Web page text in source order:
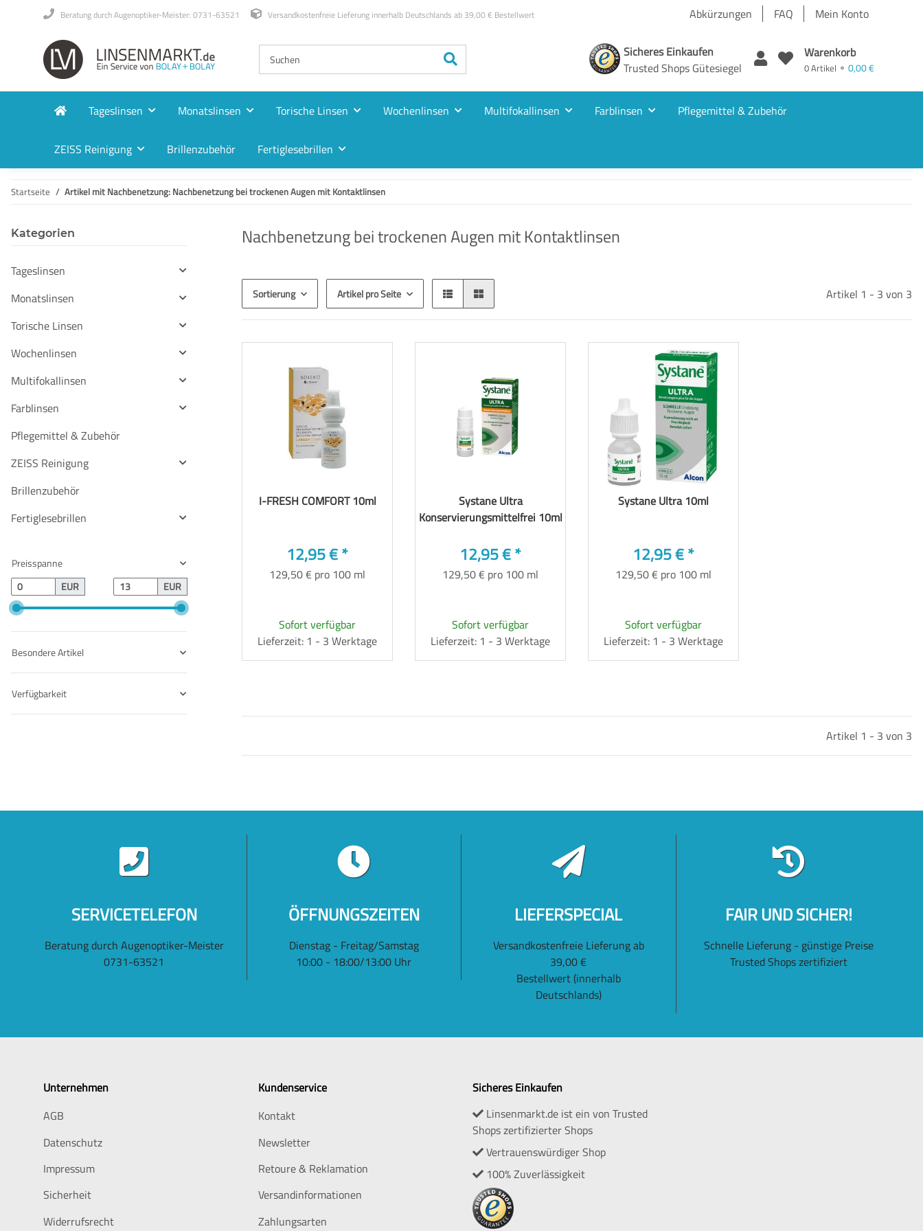
Abkürzungen FAQ Mein Konto
Beratung durch Augenoptiker-Meister: 0731-63521 Versandkostenfreie Lieferung innerhalb Deutschlands ab 39,00 € Bestellwert
Sicheres Einkaufen
Trusted Shops Gütesiegel
Warenkorb
0 Artikel ⚬ 0,00 €
Tageslinsen Monatslinsen Torische Linsen Wochenlinsen Multifokallinsen Farblinsen Pflegemittel & Zubehör
ZEISS Reinigung Brillenzubehör Fertiglesebrillen
Startseite Artikel mit Nachbenetzung: Nachbenetzung bei trockenen Augen mit Kontaktlinsen
Nachbenetzung bei trockenen Augen mit Kontaktlinsen
Sortierung Artikel pro Seite Artikel 1 - 3 von 3
I-FRESH COMFORT 10ml
12,95 €*
129,50 € pro 100 ml
Sofort verfügbar
Lieferzeit: 1 - 3 Werktage
Systane Ultra
Konservierungsmittelfrei 10ml
12,95 €*
129,50 € pro 100 ml
Sofort verfügbar
Lieferzeit: 1 - 3 Werktage
Systane Ultra 10ml
12,95 €*
129,50 € pro 100 ml
Sofort verfügbar
Lieferzeit: 1 - 3 Werktage
Artikel 1 - 3 von 3
Kategorien
Tageslinsen
Monatslinsen
Torische Linsen
Wochenlinsen
Multifokallinsen
Farblinsen
Pflegemittel & Zubehör
ZEISS Reinigung
Brillenzubehör
Fertiglesebrillen
Preisspanne
EUR
EUR
Besondere Artikel
Verfügbarkeit
SERVICETELEFON
Beratung durch Augenoptiker-Meister
0731-63521
ÖFFNUNGSZEITEN
Dienstag - Freitag/Samstag
10:00 - 18:00/13:00 Uhr
LIEFERSPECIAL
Versandkostenfreie Lieferung ab
39,00 €
Bestellwert (innerhalb
Deutschlands)
FAIR UND SICHER!
Schnelle Lieferung - günstige Preise
Trusted Shops zertifiziert
Unternehmen
AGB
Datenschutz
Impressum
Sicherheit
Widerrufsrecht
Kundenservice
Kontakt
Newsletter
Retoure & Reklamation
Versandinformationen
Zahlungsarten
Sicheres Einkaufen
Linsenmarkt.de ist ein von Trusted
Shops zertifizierter Shops
Vertrauenswürdiger Shop
100% Zuverlässigkeit